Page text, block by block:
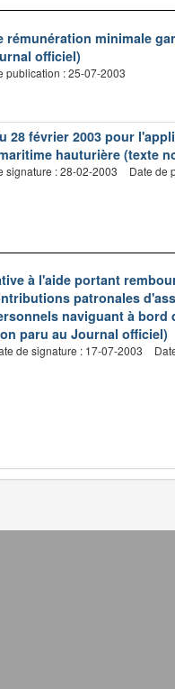
minimale
officiel)
publication : 25-07-2003
28 février 2003 pour
hauturière (texte
signature : 28-02-2003 Date de
à l'aide portant
patronales
naviguant à bord
paru au Journal officiel)
de signature : 17-07-2003